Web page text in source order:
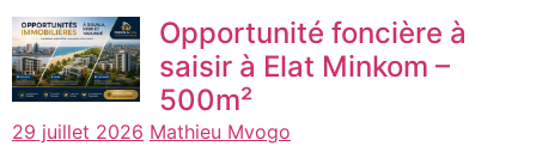
Opportunité foncière à
saisir à Elat Minkom –
500m²
29 juillet 2026 Mathieu Mvogo